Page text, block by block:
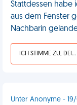
Stattdessen habe
aus dem Fenster
Nachbarin
ICH STIMME ZU, DEIN LEBEN IST SCHEISSE
Unter Anonyme - 19/